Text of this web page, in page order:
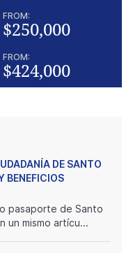
FROM:
$250,000
FROM:
$424,000
DE SANTO
BENEFICIOS
pasaporte de Santo
un mismo artícu...